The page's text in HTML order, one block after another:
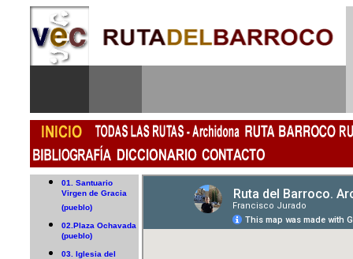
01. Santuario
Virgen de Gracia
(pueblo)
02.Plaza Ochavada
(pueblo)
03. Iglesia del